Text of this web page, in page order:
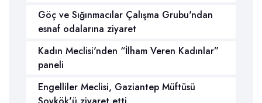
Göç ve Sığınmacılar Çalışma Grubu'ndan
esnaf odalarına ziyaret
Kadın Meclisi'nden “İlham Veren Kadınlar”
paneli
Engelliler Meclisi, Gaziantep Müftüsü